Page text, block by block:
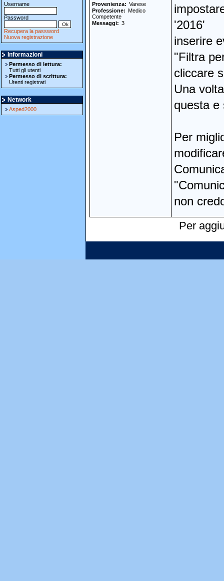
Username
Password
Recupera la password
Nuova registrazione
Informazioni
Permesso di lettura:
Tutti gli utenti
Permesso di scrittura:
Utenti registrati
Network
Asped2000
Provenienza
Varese
Professione
Medico
Competente
Messaggi
3
'2016'
inserire
"Filtra
cliccare
Una
questa e
Per
non
Per